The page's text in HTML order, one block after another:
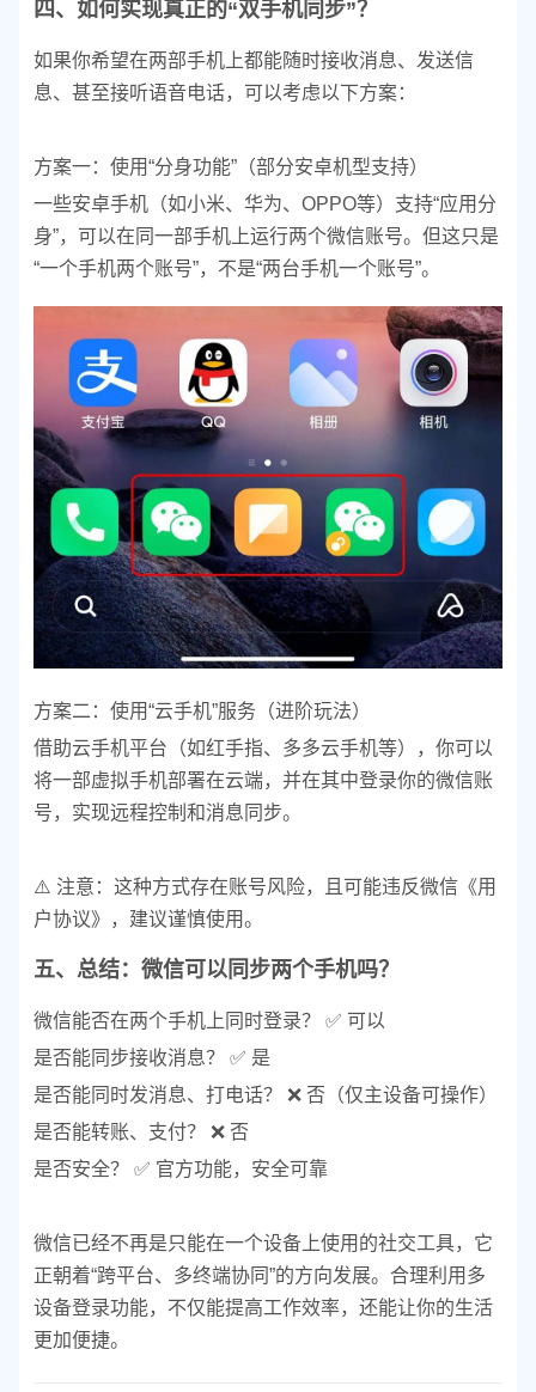
四、如何实现真正的“双手机同步”？
如果你希望在两部手机上都能随时接收消息、发送信
息、甚至接听语音电话，可以考虑以下方案：
方案一：使用“分身功能”（部分安卓机型支持）
一些安卓手机（如小米、华为、OPPO等）支持“应用分
身”，可以在同一部手机上运行两个微信账号。但这只是
“一个手机两个账号”，不是“两台手机一个账号”。
方案二：使用“云手机”服务（进阶玩法）
借助云手机平台（如红手指、多多云手机等），你可以
将一部虚拟手机部署在云端，并在其中登录你的微信账
号，实现远程控制和消息同步。
⚠️ 注意：这种方式存在账号风险，且可能违反微信《用
户协议》，建议谨慎使用。
五、总结：微信可以同步两个手机吗？
微信能否在两个手机上同时登录？ ✅ 可以
是否能同步接收消息？ ✅ 是
是否能同时发消息、打电话？ ❌ 否（仅主设备可操作）
是否能转账、支付？ ❌ 否
是否安全？ ✅ 官方功能，安全可靠
微信已经不再是只能在一个设备上使用的社交工具，它
正朝着“跨平台、多终端协同”的方向发展。合理利用多
设备登录功能，不仅能提高工作效率，还能让你的生活
更加便捷。